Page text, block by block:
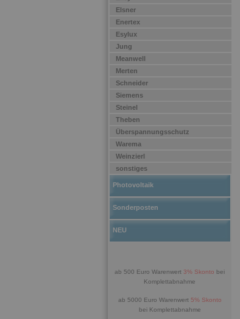
Elsner
Enertex
Esylux
Jung
Meanwell
Merten
Schneider
Siemens
Steinel
Theben
Überspannungsschutz
Warema
Weinzierl
sonstiges
Photovoltaik
Sonderposten
NEU
ab 500 Euro Warenwert 3% Skonto bei
Komplettabnahme
ab 5000 Euro Warenwert 5% Skonto
bei Komplettabnahme